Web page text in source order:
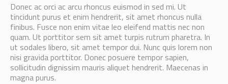
Donec ac orci ac arcu rhoncus euismod in sed mi. Ut
tincidunt purus et enim hendrerit, sit amet rhoncus nulla
finibus. Fusce non enim vitae leo eleifend mattis nec non
quam. Ut porttitor sem sit amet turpis rutrum pharetra. In
ut sodales libero, sit amet tempor dui. Nunc quis lorem non
nisi gravida porttitor. Donec posuere tempor sapien,
sollicitudin dignissim mauris aliquet hendrerit. Maecenas in
magna purus.